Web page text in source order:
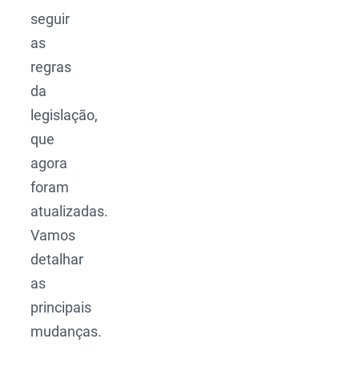
seguir
as
regras
da
legislação,
que
agora
foram
atualizadas.
Vamos
detalhar
as
principais
mudanças.